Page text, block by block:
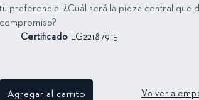
tu preferencia. ¿Cuál será la pieza central que
compromiso?
Certificado LG22187915
Agregar al carrito Volver a